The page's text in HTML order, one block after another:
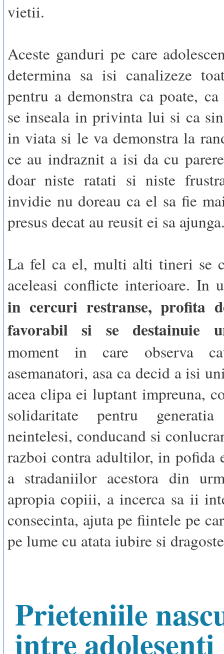
vietii.
Aceste ganduri pe care
determina sa isi canalizeze
pentru a demonstra ca poate,
se inseala in privinta lui si ca
in viata si le va demonstra la
ce au indraznit a isi da cu
doar niste ratati si niste
invidie nu doreau ca el sa fie
presus decat au reusit ei sa
La fel ca el, multi alti tineri se
aceleasi conflicte interioare. In
in cercuri restranse, profita
favorabil si se destainuie
moment in care observa
asemanatori, asa ca decid a isi
acea clipa ei luptant impreuna,
solidaritate pentru
neintelesi, conducand si
razboi contra adultilor, in pofida
a stradaniilor acestora din
apropia copiii, a incerca sa ii
consecinta, ajuta pe fiintele pe
pe lume cu atata iubire si
Prieteniile
intre adolesenti